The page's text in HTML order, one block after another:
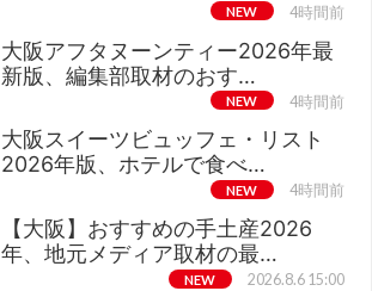
NEW 4時間前
大阪アフタヌーンティー2026年最
新版、編集部取材のおす…
NEW 4時間前
大阪スイーツビュッフェ・リスト
2026年版、ホテルで食べ…
NEW 4時間前
【大阪】おすすめの手土産2026
年、地元メディア取材の最…
NEW 2026.8.6 15:00